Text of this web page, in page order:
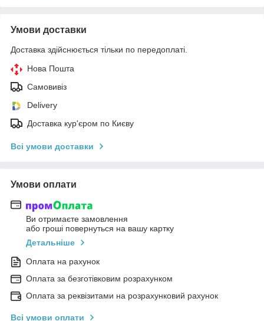
Умови доставки
Доставка здійснюється тільки по передоплаті.
Нова Пошта
Самовивіз
Delivery
Доставка кур'єром по Києву
Всі умови доставки
Умови оплати
Ви отримаєте замовлення
або гроші повернуться на вашу картку
Детальніше
Оплата на рахунок
Оплата за безготівковим розрахунком
Оплата за реквізитами на розрахунковий рахунок
Всі умови оплати